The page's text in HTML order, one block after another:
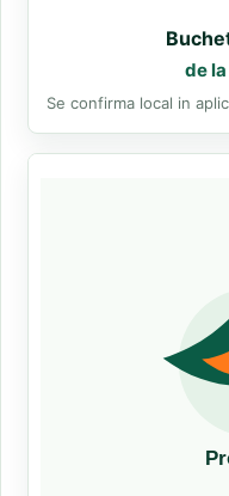
de la
Se confirma local in